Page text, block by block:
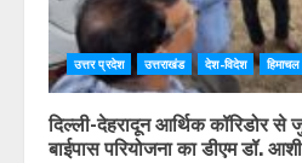
उत्तर प्रदेश उत्तराखंड देश-विदेश
दिल्ली-देहरादून आर्थिक कॉरिडोर से
बाईपास परियोजना का डीएम डॉ.